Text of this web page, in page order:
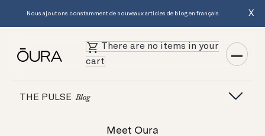
Nous ajoutons constamment de nouveaux articles de blog en français. X
There are no items in your
cart
THE PULSE Blog
Meet Oura